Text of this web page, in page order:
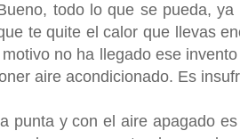
todo lo que se pueda,
te quite el calor que llevas
no ha llegado ese
aire acondicionado. Es
punta y con el aire apagado